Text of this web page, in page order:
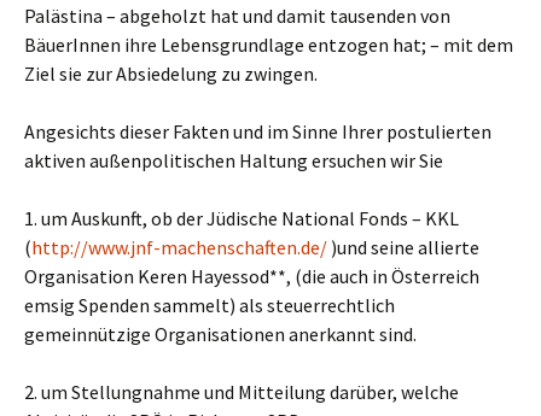
Palästina – abgeholzt hat und damit tausenden von
BäuerInnen ihre Lebensgrundlage entzogen hat; – mit dem
Ziel sie zur Absiedelung zu zwingen.
Angesichts dieser Fakten und im Sinne Ihrer postulierten
aktiven außenpolitischen Haltung ersuchen wir Sie
1. um Auskunft, ob der Jüdische National Fonds – KKL
(http://www.jnf-machenschaften.de/ )und seine allierte
Organisation Keren Hayessod**, (die auch in Österreich
emsig Spenden sammelt) als steuerrechtlich
gemeinnützige Organisationen anerkannt sind.
2. um Stellungnahme und Mitteilung darüber, welche